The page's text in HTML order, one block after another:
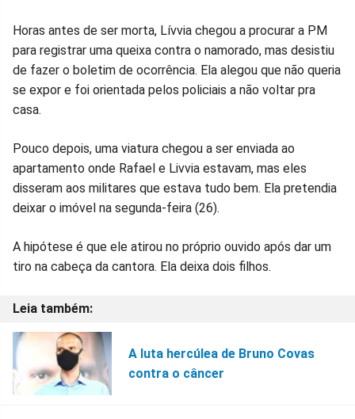
Horas antes de ser morta, Lívvia chegou a procurar a PM
para registrar uma queixa contra o namorado, mas desistiu
de fazer o boletim de ocorrência. Ela alegou que não queria
se expor e foi orientada pelos policiais a não voltar pra
casa.
Pouco depois, uma viatura chegou a ser enviada ao
apartamento onde Rafael e Livvia estavam, mas eles
disseram aos militares que estava tudo bem. Ela pretendia
deixar o imóvel na segunda-feira (26).
A hipótese é que ele atirou no próprio ouvido após dar um
tiro na cabeça da cantora. Ela deixa dois filhos.
A luta hercúlea de Bruno Covas
contra o câncer